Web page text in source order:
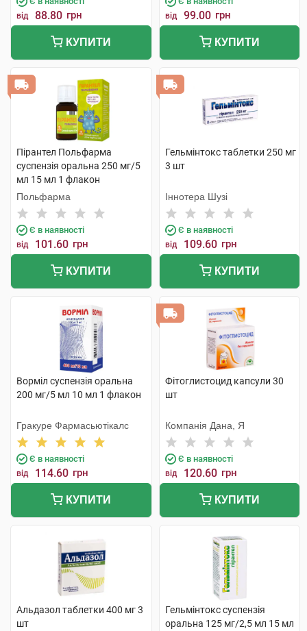
від 88.80 грн
КУПИТИ
від 99.00 грн
КУПИТИ
Пірантел Польфарма
суспензія оральна 250 мг/5
мл 15 мл 1 флакон
Польфарма
Є в наявності
від 101.60 грн
КУПИТИ
Гельмінтокс таблетки 250 мг
3 шт
Іннотера Шузі
Є в наявності
від 109.60 грн
КУПИТИ
Ворміл суспензія оральна
200 мг/5 мл 10 мл 1 флакон
Гракуре Фармасьютікалс
Є в наявності
від 114.60 грн
КУПИТИ
Фітоглистоцид капсули 30
шт
Компанія Дана, Я
Є в наявності
від 120.60 грн
КУПИТИ
Альдазол таблетки 400 мг 3
шт
Гельмінтокс суспензія
оральна 125 мг/2,5 мл 15 мл